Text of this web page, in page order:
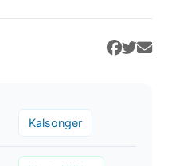
Kalsonger